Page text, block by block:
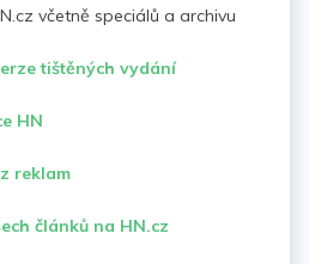
včetně speciálů a archivu
tištěných vydání
HN
reklam
článků na HN.cz